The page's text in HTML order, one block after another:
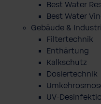
Best Water
Best Water
Gebäude &
Filtertechnik
Enthärtung
Kalkschutz
Dosiertechnik
UV-